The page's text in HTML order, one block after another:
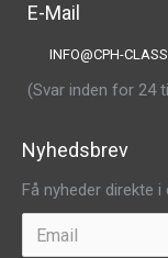
E-Mail
INFO@CPH-
(Svar inden for 24
Nyhedsbrev
Få nyheder direkte i